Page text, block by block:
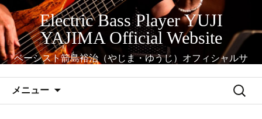
コ
ン
テ
ン
ツ
へ
Electric Bass Player YUJI
YAJIMA Official Website
ベーシスト箭島裕治（やじま・ゆうじ）オフィシャルサ
メニュー
検